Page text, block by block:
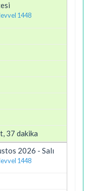
1448
37 dakika
2026 - Salı
1448